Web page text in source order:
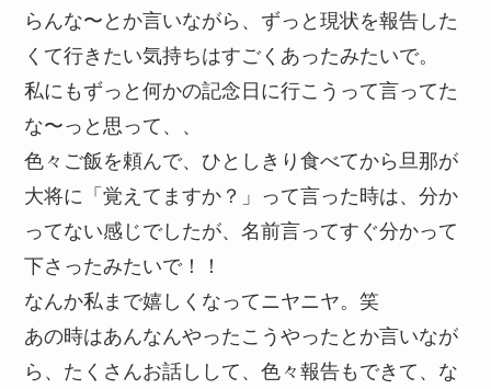
らんな〜とか言いながら、ずっと現状を報告した
くて行きたい気持ちはすごくあったみたいで。
私にもずっと何かの記念日に行こうって言ってた
な〜っと思って、、
色々ご飯を頼んで、ひとしきり食べてから旦那が
大将に「覚えてますか？」って言った時は、分か
ってない感じでしたが、名前言ってすぐ分かって
下さったみたいで！！
なんか私まで嬉しくなってニヤニヤ。笑
あの時はあんなんやったこうやったとか言いなが
ら、たくさんお話しして、色々報告もできて、な